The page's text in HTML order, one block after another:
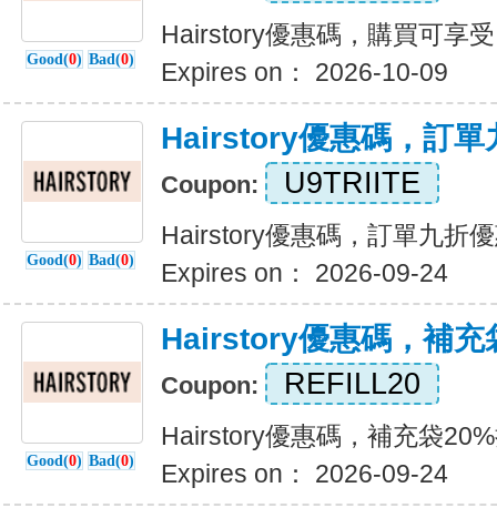
Good(0) Bad(0)
Hairstory優惠碼，購買可享
Expires on： 2026-10-09
Good(0) Bad(0)
Hairstory優惠碼，訂單
Coupon: U9TRIITE
Hairstory優惠碼，訂單九折
Expires on： 2026-09-24
Good(0) Bad(0)
Hairstory優惠碼，補充
Coupon: REFILL20
Hairstory優惠碼，補充袋
Expires on： 2026-09-24